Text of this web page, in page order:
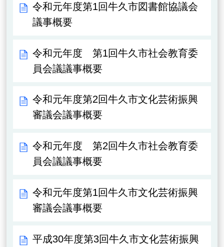
令和元年度第1回牛久市図書館協議会
議事概要
令和元年度 第1回牛久市社会教育委
員会議議事概要
令和元年度第2回牛久市文化芸術振興
審議会議事概要
令和元年度 第2回牛久市社会教育委
員会議議事概要
令和元年度第1回牛久市文化芸術振興
審議会議事概要
平成30年度第3回牛久市文化芸術振興